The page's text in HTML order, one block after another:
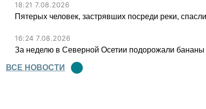
18:21 7.08.2026
Пятерых человек, застрявших посреди реки,
16:24 7.08.2026
За неделю в Северной Осетии подорожали
ВСЕ НОВОСТИ